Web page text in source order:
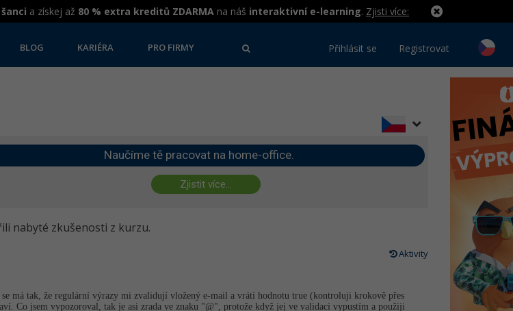
a získej až 80 % extra kreditů ZDARMA na náš interaktivní e-learning. Zjisti více:
BLOG KARIÉRA PRO FIRMY Přihlásit se Registrovat
Naučíme tě pracovat na home-office.
Zjistit více...
nabyté zkušenosti z kurzu.
Aktivity
má tak, že regulární výrazy mi zvalidují vložený e-mail a vrátí hodnotu true (kontroluji krokově přes
Co jsem vypozoroval, tak je asi zrada ve znaku "@", protože když jej ve validaci vypustím a použiji